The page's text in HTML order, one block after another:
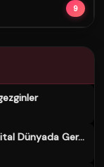
9
Sohbet Odaları Dijital Dünyada Ger...